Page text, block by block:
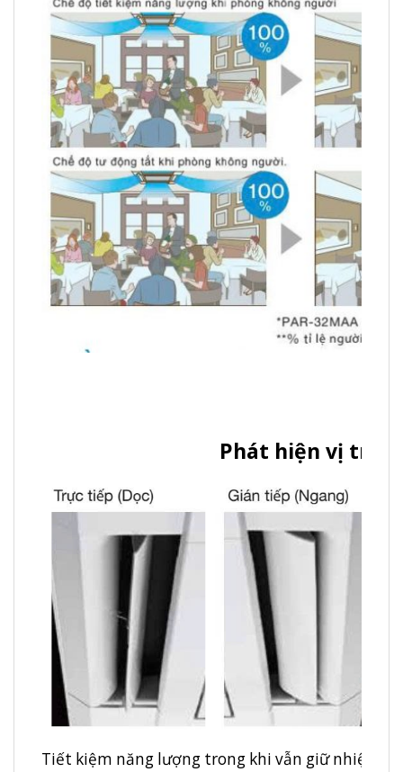
Phát hiện vị trí
Tiết kiệm năng lượng trong khi vẫn giữ nhiệt